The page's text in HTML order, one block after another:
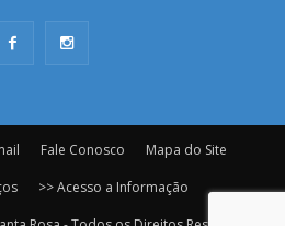
Fale Conosco
Mapa do Site
>> Acesso a Informação